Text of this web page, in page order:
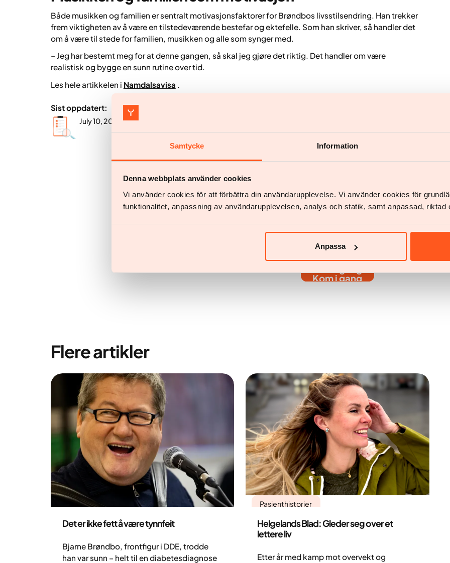
Samtycke Information
Denna webbplats använder cookies
Vi använder cookies för att förbättra din användarupplevelse. Vi använder cookies för
funktionalitet, anpassning av användarupplevelsen, analys och statik, samt anpassad, riktad
Anpassa
Både musikken og familien er sentralt motivasjonsfaktorer for Brøndbos livsstilsendring. Han trekker
frem viktigheten av å være en tilstedeværende bestefar og ektefelle. Som han skriver, så handler det
om å være til stede for familien, musikken og alle som synger med.
– Jeg har bestemt meg for at denne gangen, så skal jeg gjøre det riktig. Det handler om være
realistisk og bygge en sunn rutine over tid.
Les hele artikkelen i Namdalsavisa .
Sist oppdatert:
July 10, 2026
Start din vekttapsreise med
Kom i gang
Flere artikler
Det er ikke fett å være tynnfeit
Bjarne Brøndbo, frontfigur i DDE, trodde
han var sunn – helt til en diabetesdiagnose
Pasienthistorier
Helgelands Blad: Gleder seg over et
lettere liv
Etter år med kamp mot overvekt og